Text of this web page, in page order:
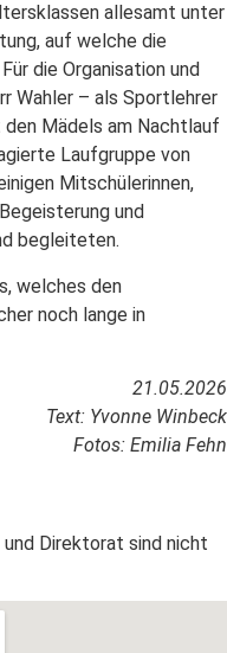
allesamt unter
auf welche die
die Organisation und
Wahler – als Sportlehrer
Mädels am Nachtlauf
Laufgruppe von
Mitschülerinnen,
und
begleiteten.
welches den
noch lange in
21.05.2026
Text: Yvonne Winbeck
Fotos: Emilia Fehn
Direktorat sind nicht